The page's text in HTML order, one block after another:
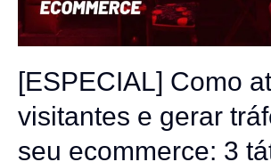
[ESPECIAL] Como
visitantes e gerar
seu ecommerce: 3
no
seu
3
táticas
infalíveis